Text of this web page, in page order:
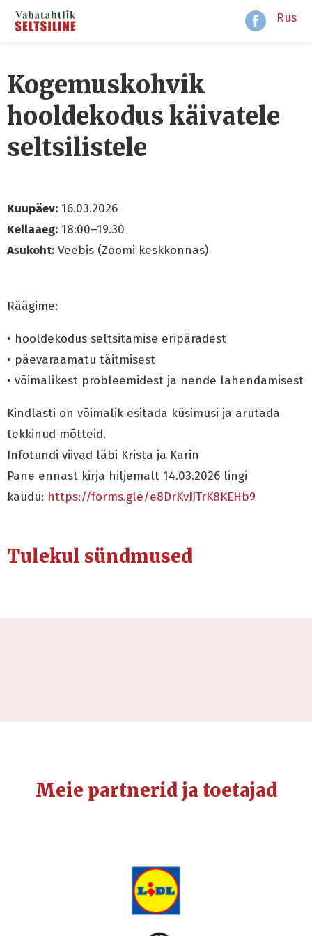
Rus
Kogemuskohvik
hooldekodus käivatele
seltsilistele
Kuupäev: 16.03.2026
Kellaaeg: 18:00–19.30
Asukoht: Veebis (Zoomi keskkonnas)
Räägime:
• hooldekodus seltsitamise eripäradest
• päevaraamatu täitmisest
• võimalikest probleemidest ja nende lahendamisest
Kindlasti on võimalik esitada küsimusi ja arutada
tekkinud mõtteid.
Infotundi viivad läbi Krista ja Karin
Pane ennast kirja hiljemalt 14.03.2026 lingi
kaudu: https://forms.gle/e8DrKvJJTrK8KEHb9
Tulekul sündmused
Meie partnerid ja toetajad